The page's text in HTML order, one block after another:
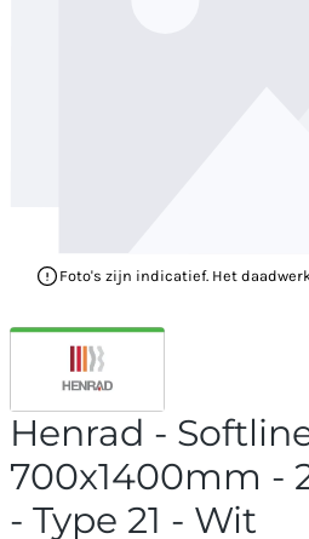
Foto's zijn indicatief. Het
Henrad -
700x1400mm -
- Type 21 - Wit